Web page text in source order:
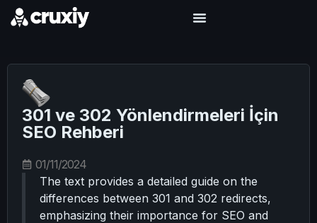
301 ve 302 Yönlendirmeleri İçin
SEO Rehberi
01/11/2024
The text provides a detailed guide on the
differences between 301 and 302 redirects,
emphasizing their importance for SEO and